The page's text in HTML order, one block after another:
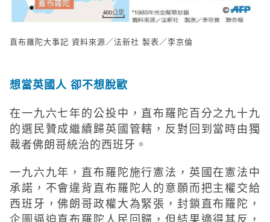
直布羅陀大事記 資料來源／法新社 製表／李京倫
想當英國人 卻不想脫歐
在一九六七年的公投中，直布羅陀百分之九十九
的選民贊成繼續歸英國管轄，反對回到當時由獨
裁者佛朗哥統治的西班牙。
一九六九年，直布羅陀施行憲法，英國在憲法中
承諾，不會違背直布羅陀人的意願而把主權交給
西班牙，佛朗哥政權大為緊張，封鎖直布羅陀，
企圖逼迫直布羅陀人民回歸，但結果適得其反，